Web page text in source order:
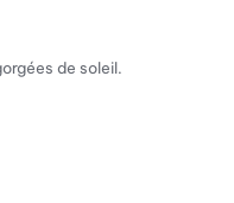
de soleil.